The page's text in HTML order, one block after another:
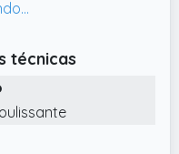
seguridad en
Y
te asesora
dudas de
técnicas